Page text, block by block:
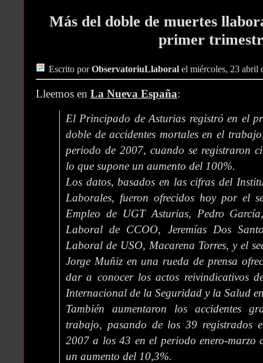
Más del doble de muertes
primer
Escrito porObservatoriuLlaboral el miércoles, 23 abril
Lleemos en La Nueva España:
El Principado de Asturias registró en el
doble de accidentes mortales en el
periodo de 2007, cuando se registraron
lo que supone un aumento del 100%.
Los datos, basados en las cifras del
Laborales, fueron ofrecidos hoy por el
Empleo de UGT Asturias, Pedro
Laboral de CCOO, Jeremías Dos
Laboral de USO, Macarena Torres, y el
Jorge Muñiz en una rueda de prensa
dar a conocer los actos reivindicativos
Internacional de la Seguridad y la Salud
También aumentaron los accidentes
trabajo, pasando de los 39 registrados
2007 a los 43 en el periodo enero-marzo
un aumento del 10,3%.